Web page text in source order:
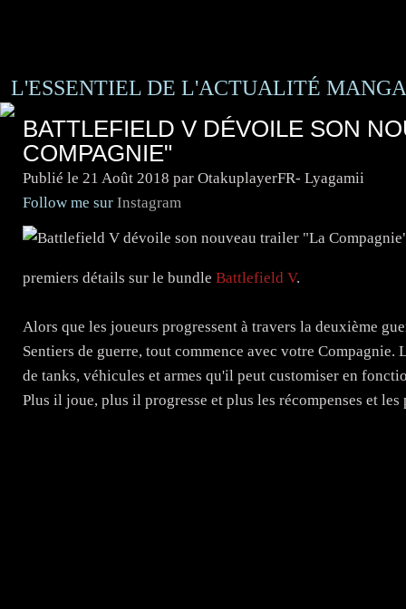
L'ESSENTIEL DE L'ACTUALITÉ
BATTLEFIELD V DÉVOILE SON
COMPAGNIE"
Publié le 21 Août 2018 par OtakuplayerFR- Lyagamii
Follow me sur Instagram
premiers détails sur le bundle Battlefield V.
Alors que les joueurs progressent à travers la deuxième
Sentiers de guerre, tout commence avec votre
de tanks, véhicules et armes qu'il peut customiser en
Plus il joue, plus il progresse et plus les récompenses et